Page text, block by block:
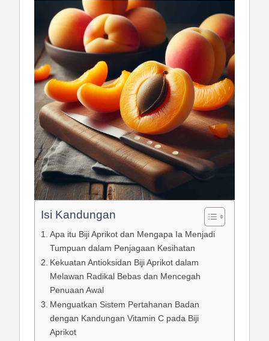
Isi Kandungan
Apa itu Biji Aprikot dan Mengapa Ia Menjadi
Tumpuan dalam Penjagaan Kesihatan
Kekuatan Antioksidan Biji Aprikot dalam
Melawan Radikal Bebas dan Mencegah
Penuaan Awal
Menguatkan Sistem Pertahanan Badan
dengan Kandungan Vitamin C pada Biji
Aprikot